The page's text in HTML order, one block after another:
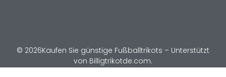
© 2026Kaufen Sie günstige Fußballtrikots – Unterstützt
von Billigtrikotde.com.